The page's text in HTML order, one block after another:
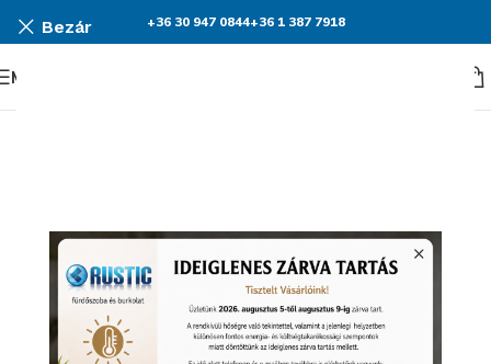
Bezár +36 30 947 0844+36 1 387 7918
Menü